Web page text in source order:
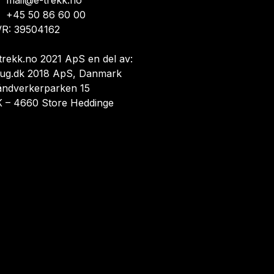
+45 50 86 60 00
39504162
2021 ApS en del av:
2018 ApS, Danmark
15
– 4660 Store Heddinge